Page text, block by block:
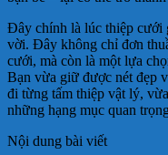
Đây chính là lúc thiệp cưới
vời. Đây không chỉ đơn
cưới, mà còn là một lựa
Bạn vừa giữ được nét đẹp
đi từng tấm thiệp vật lý,
những hạng mục quan
Nội dung bài viết